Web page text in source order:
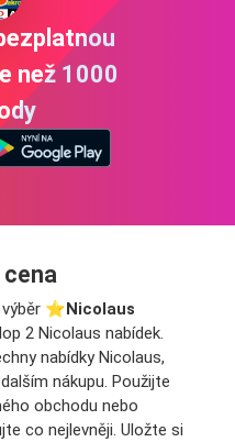
než 1000
cena
⭐️Nicolaus
2 Nicolaus nabídek.
nabídky Nicolaus,
nákupu. Použijte
obchodu nebo
co nejlevněji. Uložte si